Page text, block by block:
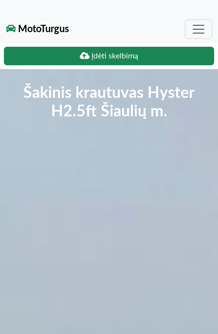
MotoTurgus
Įdėti skelbimą
Šakinis krautuvas Hyster
H2.5ft Šiaulių m.